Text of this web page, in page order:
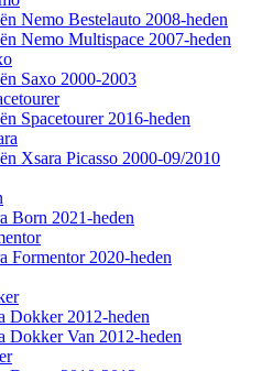
Nemo Bestelauto 2008-heden
Nemo Multispace 2007-heden
Saxo 2000-2003
Spacetourer 2016-heden
Xsara Picasso 2000-09/2010
Born 2021-heden
Formentor 2020-heden
Dokker 2012-heden
Dokker Van 2012-heden